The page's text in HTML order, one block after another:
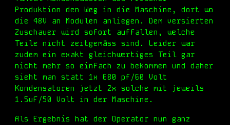
Produktion den Weg in die Maschine ,dort wo
die 48V an Modulen anliegen. Dem versierten
Zuschauer wird sofort auffallen, welche
Teile nicht zeitgemäss sind. Leider war
zudem ein exakt gleichwertiges Teil gar
nicht mehr so einfach zu bekommen und daher
sieht man statt 1x 680 pf/60 Volt
Kondensatoren jetzt 2x solchemit
jeweils
1.5uF/50 Volt in der Maschine.
Als Ergebnis hat der Operator nun ganz